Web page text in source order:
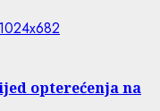
opterećenja na